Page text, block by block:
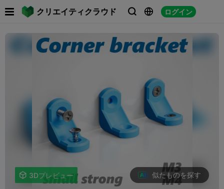
クリエイティクラウド   ログイン
 3Dプレビュー 似たものを探す